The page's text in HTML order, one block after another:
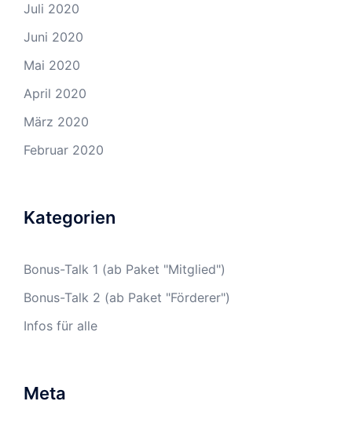
Juli 2020
Juni 2020
Mai 2020
April 2020
März 2020
Februar 2020
Kategorien
Bonus-Talk 1 (ab Paket "Mitglied")
Bonus-Talk 2 (ab Paket "Förderer")
Infos für alle
Meta